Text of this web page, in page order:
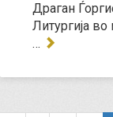
Драган
Литургија во
…